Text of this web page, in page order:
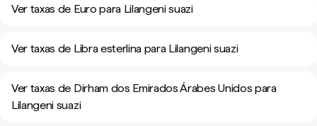
Ver taxas de Euro para Lilangeni suazi
Ver taxas de Libra esterlina para Lilangeni suazi
Ver taxas de Dirham dos Emirados Árabes Unidos para
Lilangeni suazi